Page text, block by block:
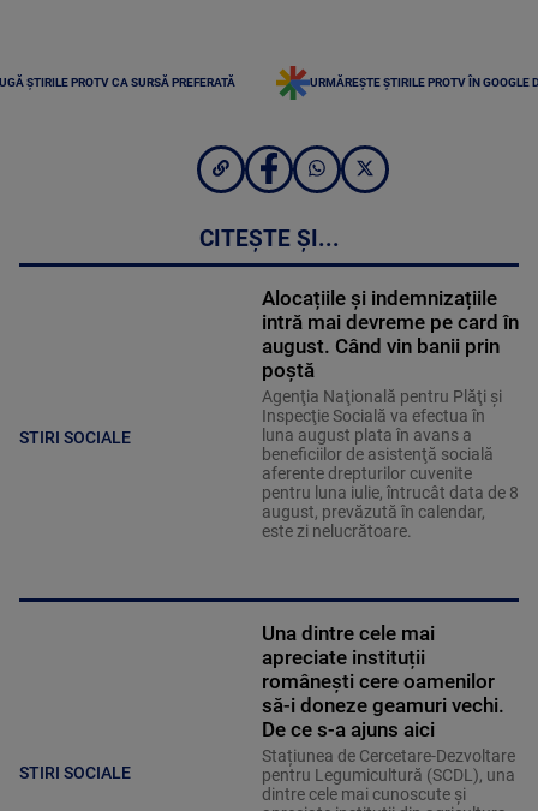
ȘTIRILE PROTV CA SURSĂ PREFERATĂ URMĂREȘTE ȘTIRILE PROTV ÎN GOOGLE
CITEȘTE ȘI...
STIRI SOCIALE
Alocațiile și indemnizațiile
intră mai devreme pe card în
august. Când vin banii prin
poștă
Agenţia Naţională pentru Plăţi şi
Inspecţie Socială va efectua în
luna august plata în avans a
beneficiilor de asistenţă socială
aferente drepturilor cuvenite
pentru luna iulie, întrucât data de 8
august, prevăzută în calendar,
este zi nelucrătoare.
STIRI SOCIALE
Una dintre cele mai
apreciate instituții
românești cere oamenilor
să-i doneze geamuri vechi.
De ce s-a ajuns aici
Stațiunea de Cercetare-Dezvoltare
pentru Legumicultură (SCDL), una
dintre cele mai cunoscute și